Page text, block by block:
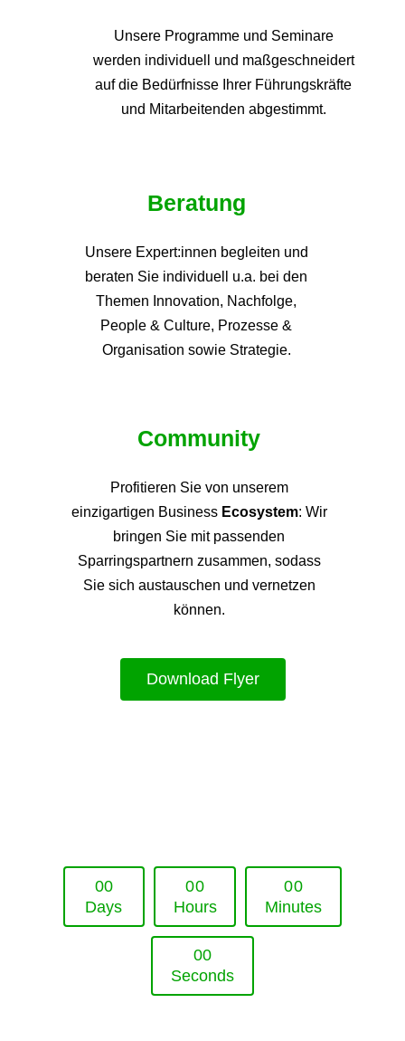
Unsere Programme und Seminare
werden individuell und maßgeschneidert
auf die Bedürfnisse Ihrer Führungskräfte
und Mitarbeitenden abgestimmt.
Beratung
Unsere Expert:innen begleiten und
beraten Sie individuell u.a. bei den
Themen Innovation, Nachfolge,
People & Culture, Prozesse &
Organisation sowie Strategie.
Community
Profitieren Sie von unserem
einzigartigen Business Ecosystem: Wir
bringen Sie mit passenden
Sparringspartnern zusammen, sodass
Sie sich austauschen und vernetzen
können.
Download Flyer
00
Days
00
Hours
00
Minutes
00
Seconds